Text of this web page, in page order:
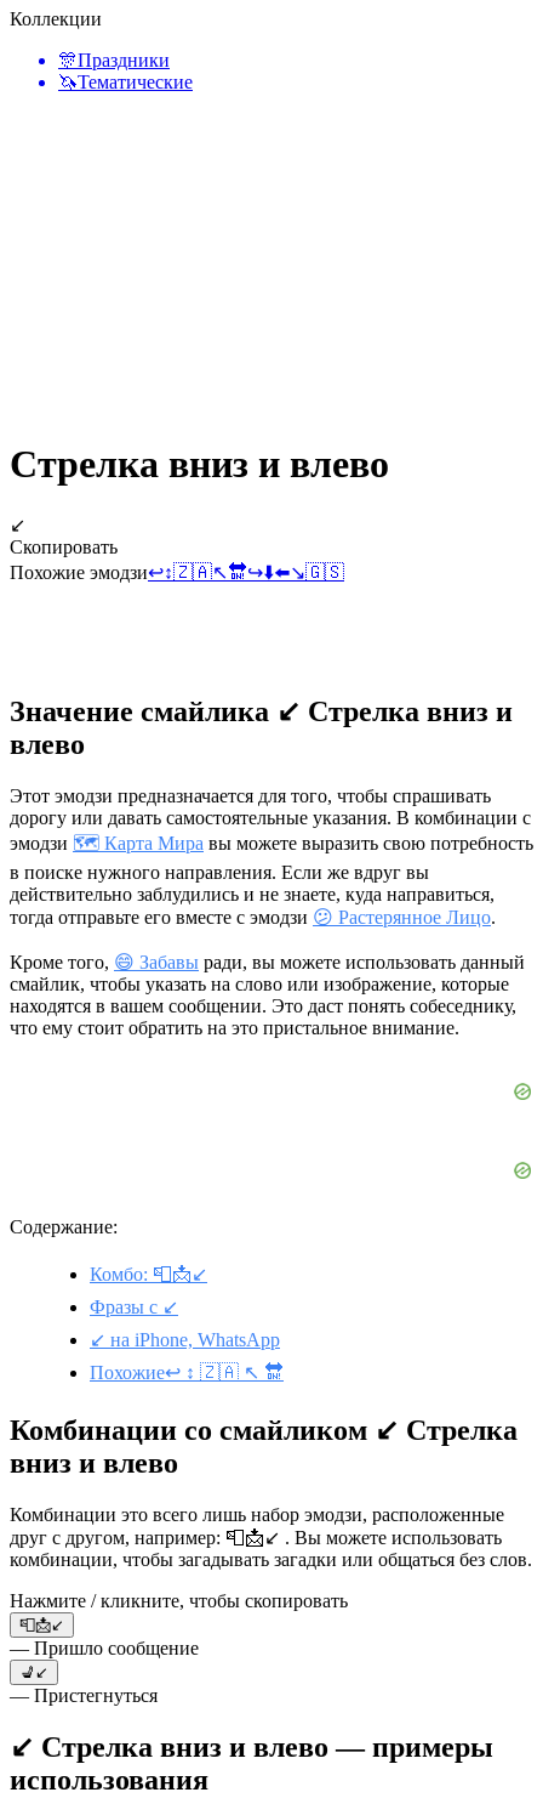
Коллекции
🎊Праздники
🦄Тематические
Стрелка вниз и влево
↙️
Скопировать
Похожие эмодзи↩️↕️🇿🇦↖️🔛↪️⬇️⬅️↘️🇬🇸
Значение смайлика ↙️ Стрелка вниз и
влево
Этот эмодзи предназначается для того, чтобы спрашивать
дорогу или давать самостоятельные указания. В комбинации с
эмодзи 🗺️ Карта Мира вы можете выразить свою потребность
в поиске нужного направления. Если же вдруг вы
действительно заблудились и не знаете, куда направиться,
тогда отправьте его вместе с эмодзи 😕 Растерянное Лицо.
Кроме того, 😄 Забавы ради, вы можете использовать данный
смайлик, чтобы указать на слово или изображение, которые
находятся в вашем сообщении. Это даст понять собеседнику,
что ему стоит обратить на это пристальное внимание.
Содержание:
Комбо: 📮📩↙️
Фразы с ↙️
↙️ на iPhone, WhatsApp
Похожие↩️ ↕️ 🇿🇦 ↖️ 🔛
Комбинации со смайликом ↙️ Стрелка
вниз и влево
Комбинации это всего лишь набор эмодзи, расположенные
друг с другом, например: 📮📩↙️ . Вы можете использовать
комбинации, чтобы загадывать загадки или общаться без слов.
Нажмите / кликните, чтобы скопировать
📮📩↙️
— Пришло сообщение
💺↙️
— Пристегнуться
↙️ Стрелка вниз и влево — примеры
использования